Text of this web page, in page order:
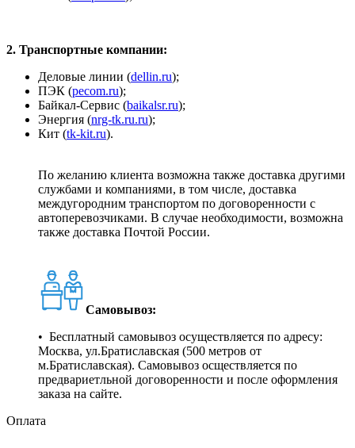
2. Транспортные компании:
Деловые линии (dellin.ru);
ПЭК (pecom.ru);
Байкал-Сервис (baikalsr.ru);
Энергия (nrg-tk.ru.ru);
Кит (tk-kit.ru).
По желанию клиента возможна также доставка другими
службами и компаниями, в том числе, доставка
междугородним транспортом по договоренности с
автоперевозчиками. В случае необходимости, возможна
также доставка Почтой России.
Самовывоз:
• Бесплатный самовывоз осуществляется по адресу:
Москва, ул.Братиславская (500 метров от
м.Братиславская). Самовывоз осществляется по
предвариетльной договоренности и после оформления
заказа на сайте.
Оплата